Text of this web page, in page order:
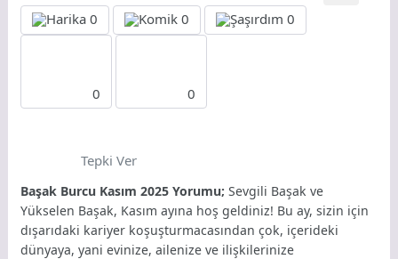
0
0 0
0 0
Tepki Ver
Başak Burcu Kasım 2025 Yorumu; Sevgili Başak ve
Yükselen Başak, Kasım ayına hoş geldiniz! Bu ay, sizin için
dışarıdaki kariyer koşuşturmacasından çok, içerideki
dünyaya, yani evinize, ailenize ve ilişkilerinize